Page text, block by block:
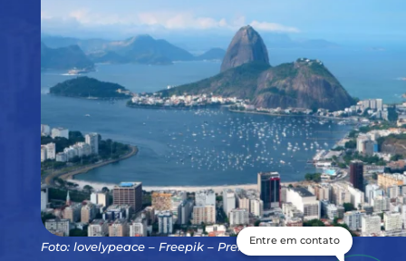
Foto: lovelypeace – Freepik – Premium License
Entre em contato